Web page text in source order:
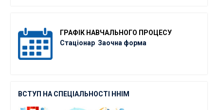
ГРАФІК НАВЧАЛЬНОГО ПРОЦЕСУ
Стаціонар Заочна форма
ВСТУП НА СПЕЦІАЛЬНОСТІ ННІМ